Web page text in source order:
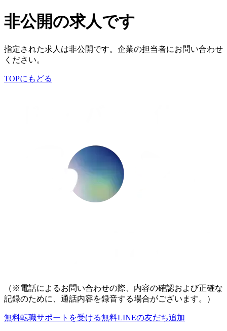
非公開の求人です
指定された求人は非公開です。企業の担当者にお問い合わせ
ください。
TOPにもどる
（※電話によるお問い合わせの際、内容の確認および正確な
記録のために、通話内容を録音する場合がございます。）
無料転職サポートを受ける無料LINEの友だち追加